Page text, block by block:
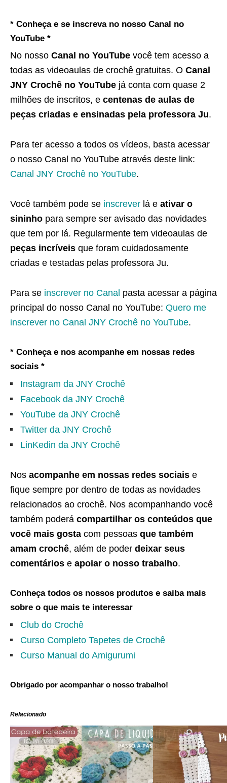
* Conheça e se inscreva no nosso Canal no
YouTube *
No nosso Canal no YouTube você tem acesso a
todas as videoaulas de crochê gratuitas. O Canal
JNY Crochê no YouTube já conta com quase 2
milhões de inscritos, e centenas de aulas de
peças criadas e ensinadas pela professora Ju.
Para ter acesso a todos os vídeos, basta acessar
o nosso Canal no YouTube através deste link:
Canal JNY Crochê no YouTube.
Você também pode se inscrever lá e ativar o
sininho para sempre ser avisado das novidades
que tem por lá. Regularmente tem videoaulas de
peças incríveis que foram cuidadosamente
criadas e testadas pelas professora Ju.
Para se inscrever no Canal pasta acessar a página
principal do nosso Canal no YouTube: Quero me
inscrever no Canal JNY Crochê no YouTube.
* Conheça e nos acompanhe em nossas redes
sociais *
Instagram da JNY Crochê
Facebook da JNY Crochê
YouTube da JNY Crochê
Twitter da JNY Crochê
LinKedin da JNY Crochê
Nos acompanhe em nossas redes sociais e
fique sempre por dentro de todas as novidades
relacionados ao crochê. Nos acompanhando você
também poderá compartilhar os conteúdos que
você mais gosta com pessoas que também
amam crochê, além de poder deixar seus
comentários e apoiar o nosso trabalho.
Conheça todos os nossos produtos e saiba mais
sobre o que mais te interessar
Club do Crochê
Curso Completo Tapetes de Crochê
Curso Manual do Amigurumi
Obrigado por acompanhar o nosso trabalho!
Relacionado